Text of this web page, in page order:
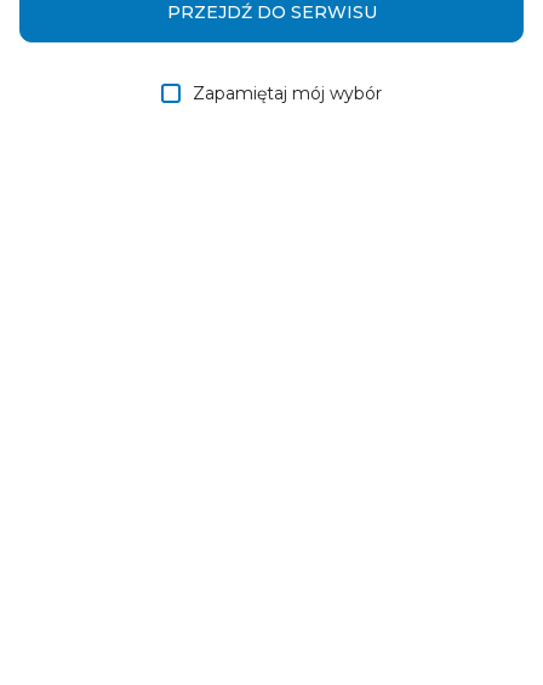
w formie pliku roboczego DEK
Zapamiętaj mój wybór
PRZEJDŹ DO SERWISU